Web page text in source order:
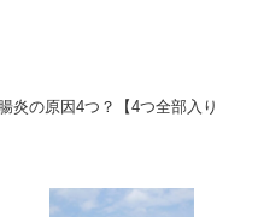
炎の原因4つ？【4つ全部入り